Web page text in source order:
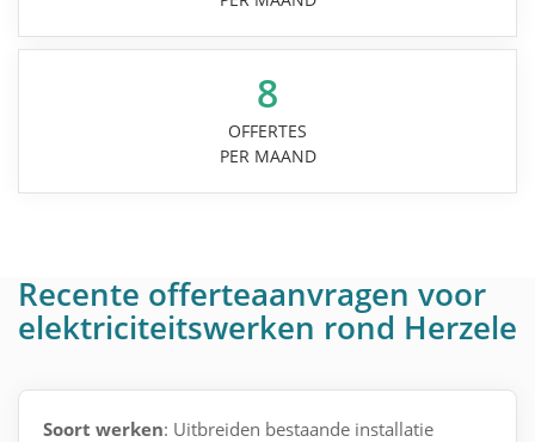
8
OFFERTES
PER MAAND
Recente offerteaanvragen voor
elektriciteitswerken rond Herzele
Soort werken: Uitbreiden bestaande installatie